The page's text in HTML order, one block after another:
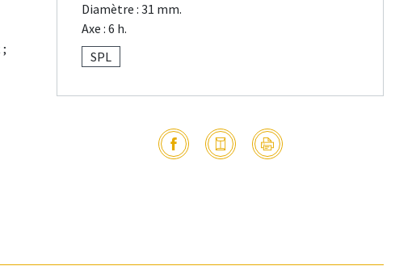
Diamètre : 31 mm.
Axe : 6 h.
SPL